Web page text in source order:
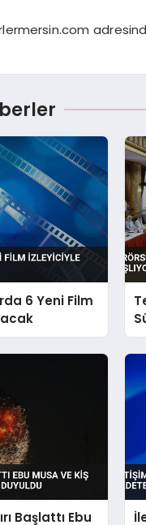
6 Yeni Film
Başlattı Ebu